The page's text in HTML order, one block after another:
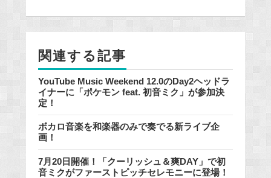
o
o
関連する記事
YouTube Music Weekend 12.0のDay2ヘッドラ
イナーに「ポケモン feat. 初音ミク」が参加決
定！
ボカロ音楽を和楽器のみで奏でる新ライブ企
画！
7月20日開催！「クーリッシュ＆爽DAY」で初
音ミクがファーストピッチセレモニーに登場！